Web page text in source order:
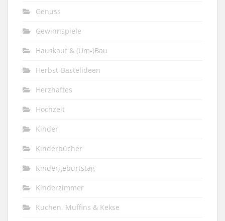
Genuss
Gewinnspiele
Hauskauf & (Um-)Bau
Herbst-Bastelideen
Herzhaftes
Hochzeit
Kinder
Kinderbücher
Kindergeburtstag
Kinderzimmer
Kuchen, Muffins & Kekse